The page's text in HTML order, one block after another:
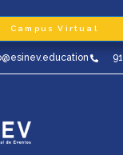
Campus Virtual